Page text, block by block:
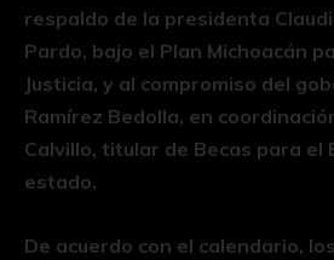
respaldo de la presidenta
Pardo, bajo el Plan Michoacán
Justicia, y al compromiso del
Ramírez Bedolla, en
Calvillo, titular de Becas para el
estado.
De acuerdo con el calendario,